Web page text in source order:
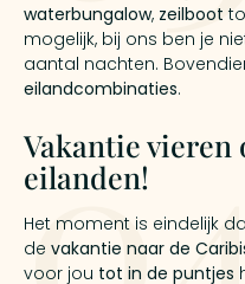
waterbungalow, zeilboot
mogelijk, bij ons ben je
aantal nachten.
eilandcombinaties.
Vakantie vieren
eilanden!
Het moment is eindelijk
de vakantie naar de
voor jou tot in de puntjes